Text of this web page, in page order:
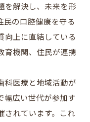
を解決し、未来を形
民の口腔健康を守る
向上に直結している
育機関、住民が連携
科医療と地域活動が
幅広い世代が参加す
されています。これ